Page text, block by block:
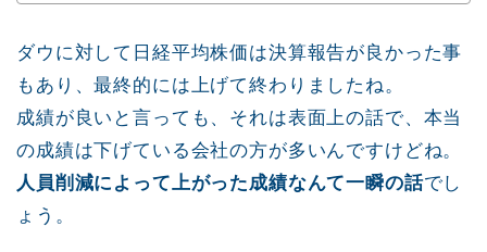
ダウに対して日経平均株価は決算報告が良かった事
もあり、最終的には上げて終わりましたね。
成績が良いと言っても、それは表面上の話で、本当
の成績は下げている会社の方が多いんですけどね。
人員削減によって上がった成績なんて一瞬の話でし
ょう。